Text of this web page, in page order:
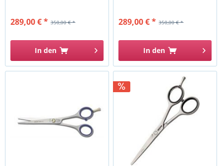
350,00 € *
289,00 € *
In den
350,00 € *
289,00 € *
In den